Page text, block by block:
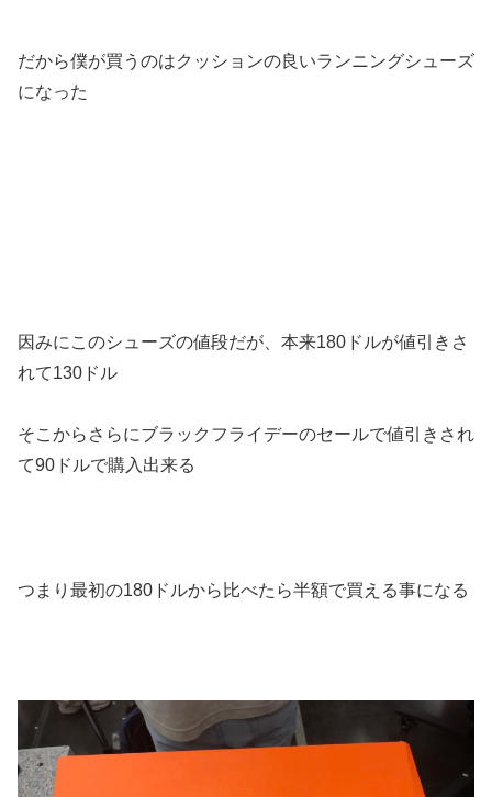
だから僕が買うのはクッションの良いランニングシューズ
になった
因みにこのシューズの値段だが、本来180ドルが値引きさ
れて130ドル
そこからさらにブラックフライデーのセールで値引きされ
て90ドルで購入出来る
つまり最初の180ドルから比べたら半額で買える事になる